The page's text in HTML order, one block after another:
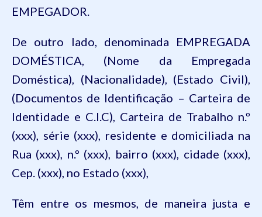
EMPEGADOR.
De outro lado, denominada EMPREGADA
DOMÉSTICA, (Nome da Empregada
Doméstica), (Nacionalidade), (Estado Civil),
(Documentos de Identificação – Carteira de
Identidade e C.I.C), Carteira de Trabalho n.º
(xxx), série (xxx), residente e domiciliada na
Rua (xxx), n.º (xxx), bairro (xxx), cidade (xxx),
Cep. (xxx), no Estado (xxx),
Têm entre os mesmos, de maneira justa e